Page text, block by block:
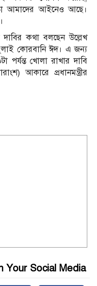
তা আমাদের আইনেও আছে।
দাবির কথা বলছেন উল্লেখ
কোরবানি ঈদ। এ জন্য
খোলা রাখার দাবি
আকারে প্রধানমন্ত্রীর
Your Social Media